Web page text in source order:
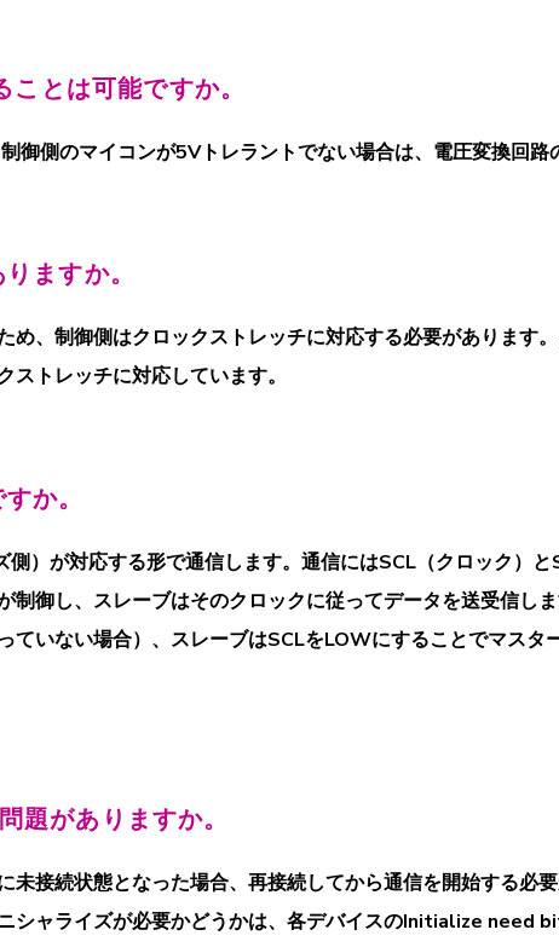
とは可能ですか。
側のマイコンが5Vトレラントでない場合は、電圧変換回路
ますか。
、制御側はクロックストレッチに対応する必要があります。
トレッチに対応しています。
か。
側）が対応する形で通信します。通信にはSCL（クロック）
御し、スレーブはそのクロックに従ってデータを送受信しま
いない場合）、スレーブはSCLをLOWにすることでマスタ
がありますか。
未接続状態となった場合、再接続してから通信を開始する必
シャライズが必要かどうかは、各デバイスのInitialize need